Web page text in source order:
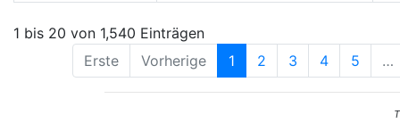
1 bis 20 von 1,540 Einträgen
Erste
Vorherige 1 2 3 4 5 …